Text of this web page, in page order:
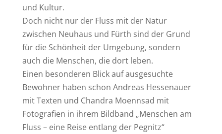
und Kultur.
Doch nicht nur der Fluss mit der Natur
zwischen Neuhaus und Fürth sind der Grund
für die Schönheit der Umgebung, sondern
auch die Menschen, die dort leben.
Einen besonderen Blick auf ausgesuchte
Bewohner haben schon Andreas Hessenauer
mit Texten und Chandra Moennsad mit
Fotografien in ihrem Bildband „Menschen am
Fluss – eine Reise entlang der Pegnitz“